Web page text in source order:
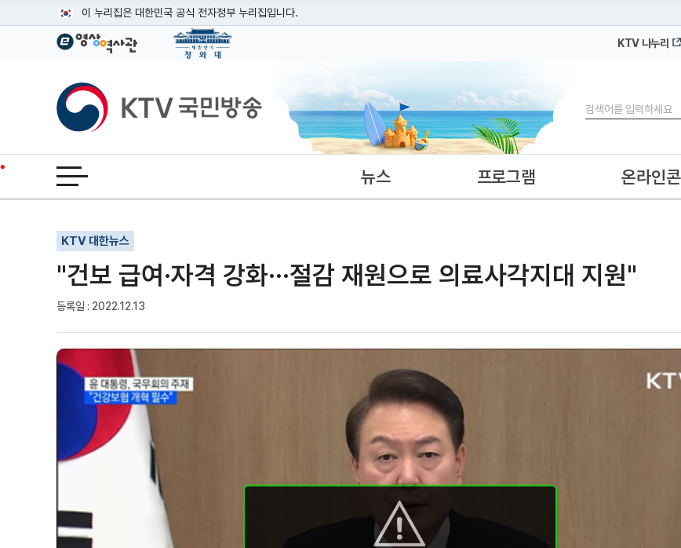
이 누리집은 대한민국 공식 전자정부 누리집입니다.
공식 누리집 주소 확인하기
이밖에 or.kr 또는 .kr등 다른 도메인 주소를 사용하고 있다면 아래 URL에서 도메인 주소를 확인해 보세요
운영중인 공식 누리집보기
KTV 나누리
KTV국민방송
검색
전체메뉴 열기 뉴스 프로그램 온라인
KTV 대한뉴스
"건보 급여·자격 강화···절감 재원으로 의료사각지대 지원"
등록일 : 2022.12.13
기사인쇄
글자확대
글자축소